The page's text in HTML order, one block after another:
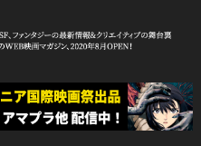
ン「cowai コ
」